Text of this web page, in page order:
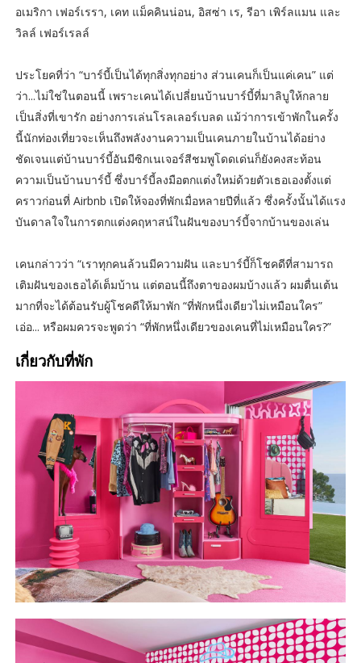
อเมริกา เฟอร์เรรา, เคท แม็คคินน่อน, อิสซ่า เร, รีอา เพิร์ลแมน และ
วิลล์ เฟอร์เรลล์
ประโยคที่ว่า “บาร์บี้เป็นได้ทุกสิ่งทุกอย่าง ส่วนเคนก็เป็นแค่เคน” แต่
ว่า...ไม่ใช่ในตอนนี้ เพราะเคนได้เปลี่ยนบ้านบาร์บี้ที่มาลิบูให้กลาย
เป็นสิ่งที่เขารัก อย่างการเล่นโรลเลอร์เบลด แม้ว่าการเข้าพักในครั้ง
นี้นักท่องเที่ยวจะเห็นถึงพลังงานความเป็นเคนภายในบ้านได้อย่าง
ชัดเจนแต่บ้านบาร์บี้อันมีซิกเนเจอร์สีชมพูโดดเด่นก็ยังคงสะท้อน
ความเป็นบ้านบาร์บี้ ซึ่งบาร์บี้ลงมือตกแต่งใหม่ด้วยตัวเธอเองตั้งแต่
คราวก่อนที่ Airbnb เปิดให้จองที่พักเมื่อหลายปีที่แล้ว ซึ่งครั้งนั้นได้แรง
บันดาลใจในการตกแต่งคฤหาสน์ในฝันของบาร์บี้จากบ้านของเล่น
เคนกล่าวว่า “เราทุกคนล้วนมีความฝัน และบาร์บี้ก็โชคดีที่สามารถ
เติมฝันของเธอได้เต็มบ้าน แต่ตอนนี้ถึงตาของผมบ้างแล้ว ผมตื่นเต้น
มากที่จะได้ต้อนรับผู้โชคดีให้มาพัก “ที่พักหนึ่งเดียวไม่เหมือนใคร”
เอ่อ... หรือผมควรจะพูดว่า “ที่พักหนึ่งเดียวของเคนที่ไม่เหมือนใคร?”
เกี่ยวกับที่พัก